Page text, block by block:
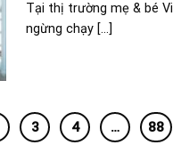
Tại thị trường mẹ & bé
ngừng chạy [...]
3 4 … 88